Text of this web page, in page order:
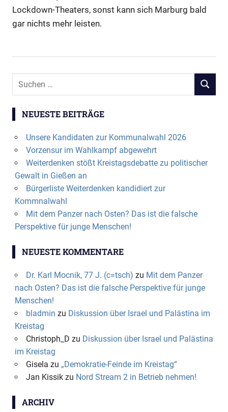
Lockdown-Theaters, sonst kann sich Marburg bald
gar nichts mehr leisten.
Suchen
SUCHEN
NEUESTE BEITRÄGE
Unsere Kandidaten zur Kommunalwahl 2026
Vorzensur im Wahlkampf abgewehrt
Weiterdenken stößt Kreistagsdebatte zu politischer
Gewalt in Gießen an
Bürgerliste Weiterdenken kandidiert zur
Kommnalwahl
Mit dem Panzer nach Osten? Das ist die falsche
Perspektive für junge Menschen!
NEUESTE KOMMENTARE
Dr. Karl Mocnik, 77 J. (c=tsch) zu Mit dem Panzer
nach Osten? Das ist die falsche Perspektive für junge
Menschen!
bladmin zu Diskussion über Israel und Palästina im
Kreistag
Christoph_D zu Diskussion über Israel und Palästina
im Kreistag
Gisela zu „Demokratie-Feinde im Kreistag“
Jan Kissikzu Nord Stream 2 in Betrieb nehmen!
ARCHIV